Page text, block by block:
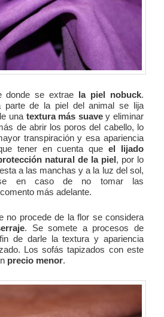
se extrae la piel nobuck.
parte de la piel del animal se lija
una textura más suavey eliminar
de abrir los poros del cabello, lo
transpiración y esa apariencia
tener en cuenta queel lijado
natural de la piel, por lo
a las manchas y a la luz del sol,
en caso de no tomar las
más adelante.
no procede de la flor se considera
. Se somete a procesos de
de darle la textura y apariencia
Los sofás tapizados con este
precio menor.